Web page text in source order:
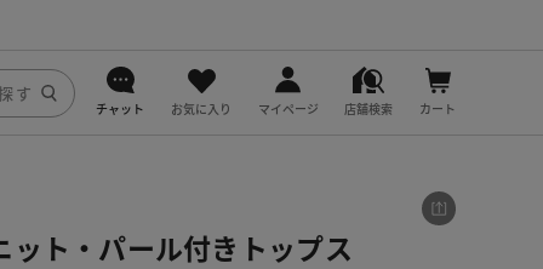
チャット お気に入り マイページ 店舗検索 カート
ット・パール付きトップス